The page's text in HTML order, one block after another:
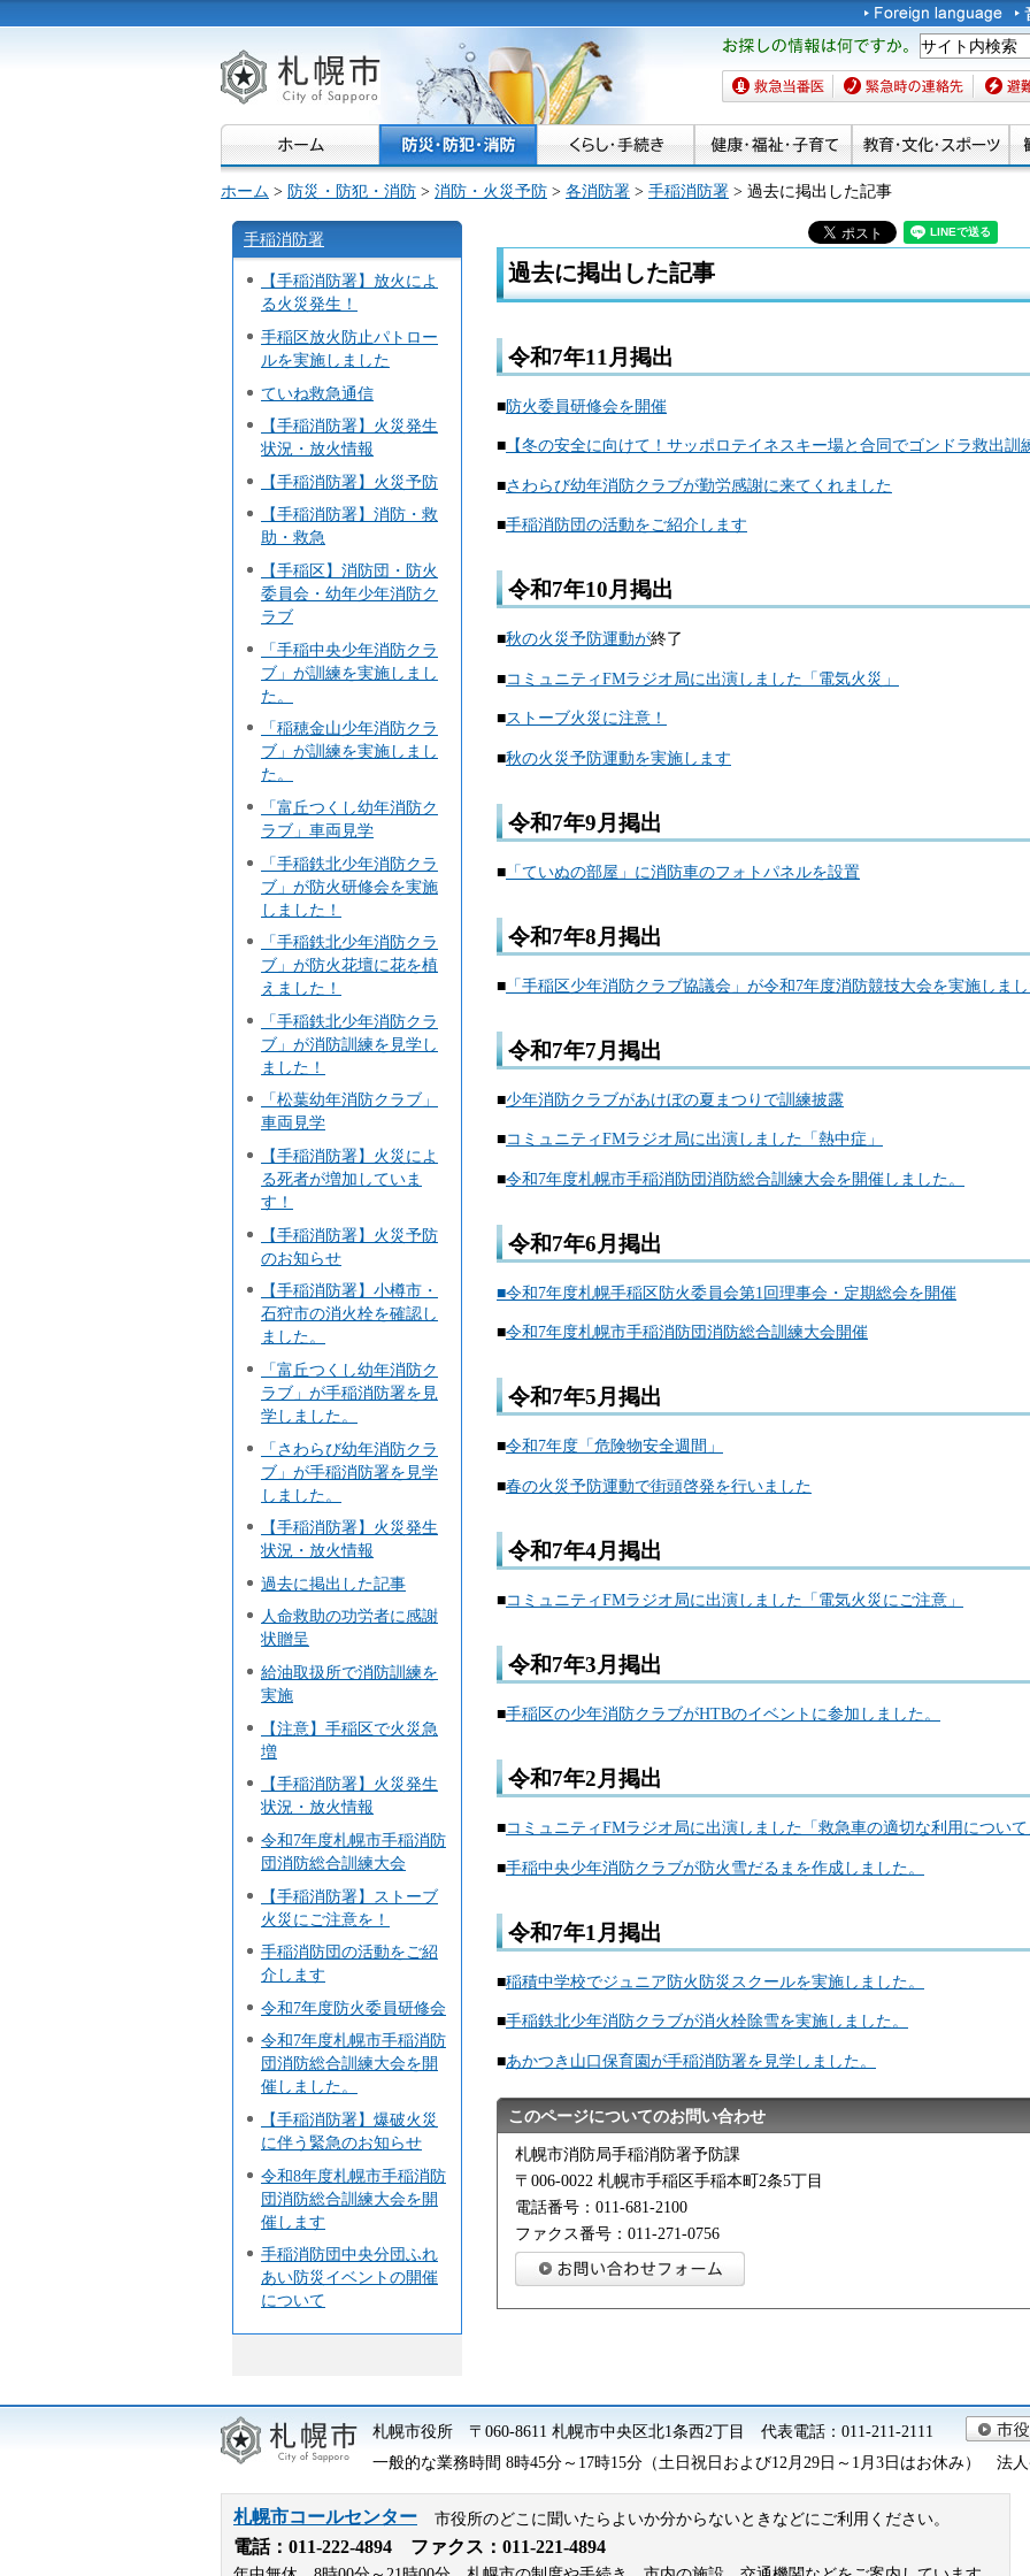
札幌市
お探しの情報は何です
か。
救急当番医 緊急時の連絡先 避難場
ホーム > 防災・防犯・消防 > 消防・火災予防 > 各消防署 > 手稲消防署 > 過去に掲出した記事
手稲消防署
【手稲消防署】放火によ
る火災発生！
手稲区放火防止パトロー
ルを実施しました
ていね救急通信
【手稲消防署】火災発生
状況・放火情報
【手稲消防署】火災予防
【手稲消防署】消防・救
助・救急
【手稲区】消防団・防火
委員会・幼年少年消防ク
ラブ
「手稲中央少年消防クラ
ブ」が訓練を実施しまし
た。
「稲穂金山少年消防クラ
ブ」が訓練を実施しまし
た。
「富丘つくし幼年消防ク
ラブ」車両見学
「手稲鉄北少年消防クラ
ブ」が防火研修会を実施
しました！
「手稲鉄北少年消防クラ
ブ」が防火花壇に花を植
えました！
「手稲鉄北少年消防クラ
ブ」が消防訓練を見学し
ました！
「松葉幼年消防クラブ」
車両見学
【手稲消防署】火災によ
る死者が増加していま
す！
【手稲消防署】火災予防
のお知らせ
【手稲消防署】小樽市・
石狩市の消火栓を確認し
ました。
「富丘つくし幼年消防ク
ラブ」が手稲消防署を見
学しました。
「さわらび幼年消防クラ
ブ」が手稲消防署を見学
しました。
【手稲消防署】火災発生
状況・放火情報
過去に掲出した記事
人命救助の功労者に感謝
状贈呈
給油取扱所で消防訓練を
実施
【注意】手稲区で火災急
増
【手稲消防署】火災発生
状況・放火情報
令和7年度札幌市手稲消防
団消防総合訓練大会
【手稲消防署】ストーブ
火災にご注意を！
手稲消防団の活動をご紹
介します
令和7年度防火委員研修会
令和7年度札幌市手稲消防
団消防総合訓練大会を開
催しました。
【手稲消防署】爆破火災
に伴う緊急のお知らせ
令和8年度札幌市手稲消防
団消防総合訓練大会を開
催します
手稲消防団中央分団ふれ
あい防災イベントの開催
について
過去に掲出した記事
令和7年11月掲出
■防火委員研修会を開催
■ 【冬の安全に向けて！サッポロテイネスキー場と合同でゴンドラ救出訓
■さわらび幼年消防クラブが勤労感謝に来てくれました
■手稲消防団の活動をご紹介します
令和7年10月掲出
■秋の火災予防運動が終了
■コミュニティFMラジオ局に出演しました「電気火災」
■ストーブ火災に注意！
■秋の火災予防運動を実施します
令和7年9月掲出
■ 「ていぬの部屋」に消防車のフォトパネルを設置
令和7年8月掲出
■ 「手稲区少年消防クラブ協議会」が令和7年度消防競技大会を実施しま
令和7年7月掲出
■少年消防クラブがあけぼの夏まつりで訓練披露
■コミュニティFMラジオ局に出演しました「熱中症」
■令和7年度札幌市手稲消防団消防総合訓練大会を開催しました。
令和7年6月掲出
■令和7年度札幌手稲区防火委員会第1回理事会・定期総会を開催
■令和7年度札幌市手稲消防団消防総合訓練大会開催
令和7年5月掲出
■令和7年度「危険物安全週間」
■春の火災予防運動で街頭啓発を行いました
令和7年4月掲出
■コミュニティFMラジオ局に出演しました「電気火災にご注意」
令和7年3月掲出
■手稲区の少年消防クラブがHTBのイベントに参加しました。
令和7年2月掲出
■コミュニティFMラジオ局に出演しました「救急車の適切な利用につい
■手稲中央少年消防クラブが防火雪だるまを作成しました。
令和7年1月掲出
■稲積中学校でジュニア防火防災スクールを実施しました。
■手稲鉄北少年消防クラブが消火栓除雪を実施しました。
■あかつき山口保育園が手稲消防署を見学しました。
このページについてのお問い合わせ
札幌市消防局手稲消防署予防課
〒006-0022 札幌市手稲区手稲本町2条5丁目
電話番号：011-681-2100
ファクス番号：011-271-0756
札幌市役所 〒060-8611 札幌市中央区北1条西2丁目 代表電話：011-211-2111
一般的な業務時間 8時45分～17時15分（土日祝日および12月29日～1月3日はお休み） 法人
札幌市コールセンター 市役所のどこに聞いたらよいか分からないときなどにご利用ください。
電話： 011-222-4894 ファクス：011-221-4894